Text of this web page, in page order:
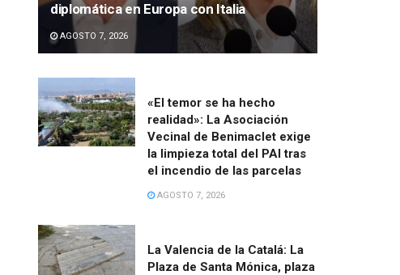
diplomática en Europa con Italia
AGOSTO 7, 2026
«El temor se ha hecho
realidad»: La Asociación
Vecinal de Benimaclet exige
la limpieza total del PAI tras
el incendio de las parcelas
AGOSTO 7, 2026
La Valencia de la Catalá: La
Plaza de Santa Mónica, plaza